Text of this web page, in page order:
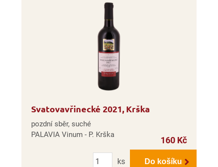
Svatovavřinecké 2021, Krška
pozdní sběr, suché
PALAVIA Vinum - P. Krška
160 Kč
Počet
ks
Do košíku